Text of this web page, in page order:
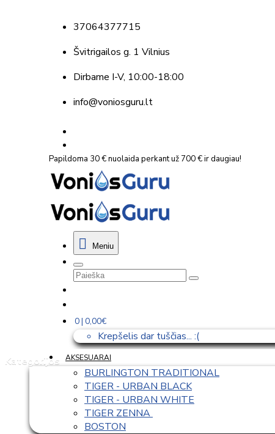
37064377715
Švitrigailos g. 1 Vilnius
Dirbame I-V, 10:00-18:00
info@voniosguru.lt
Papildoma 30 € nuolaida perkant už 700 € ir daugiau!
Meniu
0 | 0,00€
Krepšelis dar tuščias... :(
Kategorijos
AKSESUARAI
BURLINGTON TRADITIONAL
TIGER - URBAN BLACK
TIGER - URBAN WHITE
TIGER ZENNA
BOSTON